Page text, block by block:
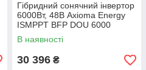
Гібридний сонячний інвертор
6000Вт, 48В Axioma Energy
ISMPPT BFP DOU 6000
В наявності
30 396 ₴